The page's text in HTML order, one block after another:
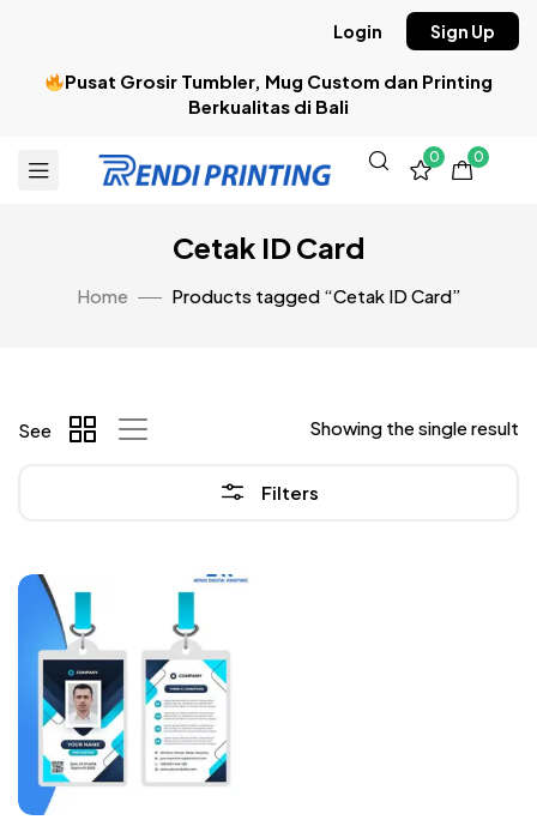
Pusat Grosir Tumbler, Mug Custom dan Printing
Berkualitas di Bali
Login Sign Up
0 0
Cetak ID Card
Home Products tagged “Cetak ID Card”
Filters
Showing the single result
See